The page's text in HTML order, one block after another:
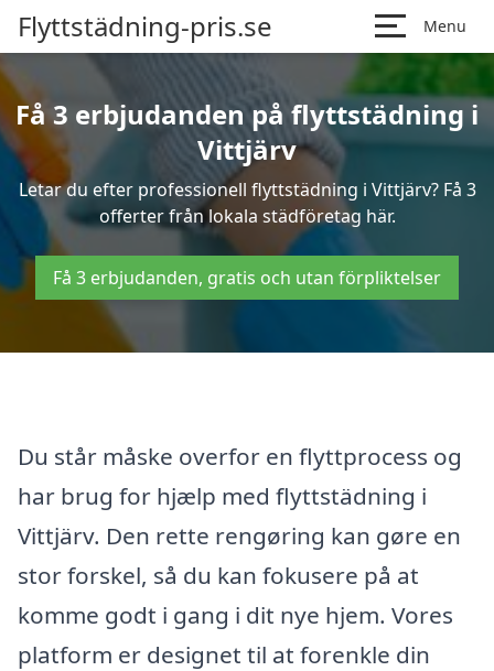
Flyttstädning-pris.se Menu
Få 3 erbjudanden på flyttstädning i
Vittjärv
Letar du efter professionell flyttstädning i Vittjärv? Få 3
offerter från lokala städföretag här.
Få 3 erbjudanden, gratis och utan förpliktelser
Du står måske overfor en flyttprocess og
har brug for hjælp med flyttstädning i
Vittjärv. Den rette rengøring kan gøre en
stor forskel, så du kan fokusere på at
komme godt i gang i dit nye hjem. Vores
platform er designet til at forenkle din